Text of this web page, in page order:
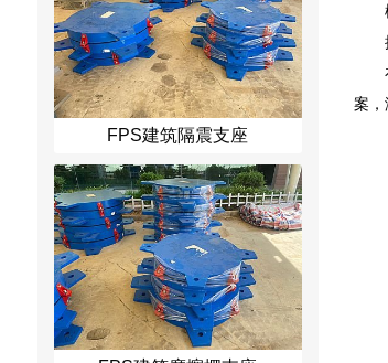
FPS建筑隔震支座
案，